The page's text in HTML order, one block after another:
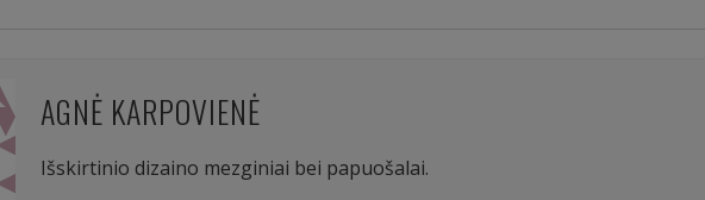
AGNĖ KARPOVIENĖ
Išskirtinio dizaino mezginiai bei papuošalai.